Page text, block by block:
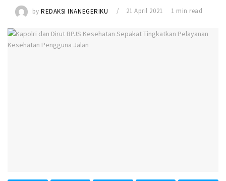
by REDAKSI INANEGERIKU 21 April 2021 1 min read